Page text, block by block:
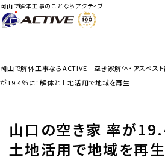
岡山で解体工事のことならアクティブ
岡山で解体工事ならACTIVE｜空き家解体・アスベス
が19.4％に！解体と土地活用で地域を再生
山口の空き家 率が
土地活用で地域を再生